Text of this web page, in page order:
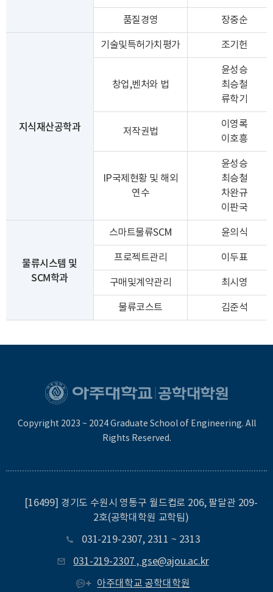
품질경영 장중순
지식재산공학과
기술및특허가치평가 조기헌
창업,벤처와 법
윤성승
최승철
류학기
저작권법
이영록
이호흥
IP국제현황 및 해외
연수
윤성승
최승철
차완규
이판국
물류시스템 및
SCM학과
스마트물류SCM 윤의식
프로젝트관리 이두표
구매및계약관리 최시영
물류코스트 김준석
Copyright 2023 ~ 2024 Graduate School of Engineering. All
Rights Reserved.
[16499] 경기도 수원시 영통구 월드컵로 206, 팔달관 209-
2호(공학대학원 교학팀)
031-219-2307, 2311 ~ 2313
031-219-2307 , gse@ajou.ac.kr
아주대학교 공학대학원